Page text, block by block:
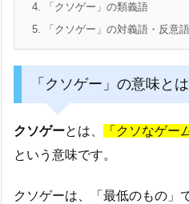
4. 「クソゲー」の類義語
5. 「クソゲー」の対義語・反意語
「クソゲー」の意味とは
クソゲーとは、
「クソなゲー
という意味です。
クソゲーは、「最低のもの」